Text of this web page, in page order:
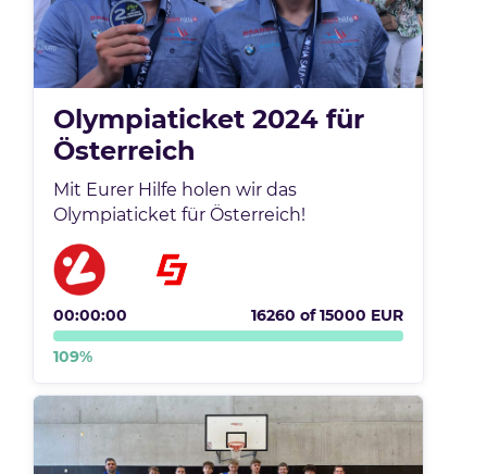
Olympiaticket 2024 für
Österreich
Mit Eurer Hilfe holen wir das
Olympiaticket für Österreich!
00:00:00 16260 of15000 EUR
109%